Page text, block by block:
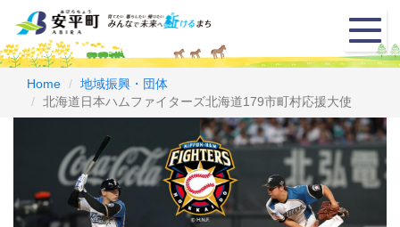
メ
ニ
ュ
Home
地域振興・団体
北海道日本ハムファイターズ北海道179市町村応援大使